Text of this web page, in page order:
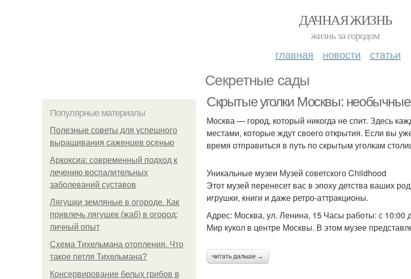
ДАЧНАЯ ЖИЗНЬ
жизнь за городом
главная новости статьи
Секретные сады
Популярные материалы
Полезные советы для успешного
выращивания саженцев осенью
Аркоксиа: современный подход к
лечению воспалительных
заболеваний суставов
Лягушки земляные в огороде. Как
привлечь лягушек (жаб) в огород:
личный опыт
Схема Тихельмана отопления. Что
такое петля Тихельмана?
Консервирование белых грибов в
Скрытые уголки Москвы:
Москва — город, который никогда не спит. Здесь
местами, которые ждут своего открытия. Если вы
время отправиться в путь по скрытым уголкам
Уникальные музеи Музей советского Childhood
Этот музей перенесет вас в эпоху детства ваших
игрушки, книги и даже ретро-аттракционы.
Адрес: Москва, ул. Ленина, 15 Часы работы: с 10:00
Мир кукол в центре Москвы. В этом музее
читать дальше →